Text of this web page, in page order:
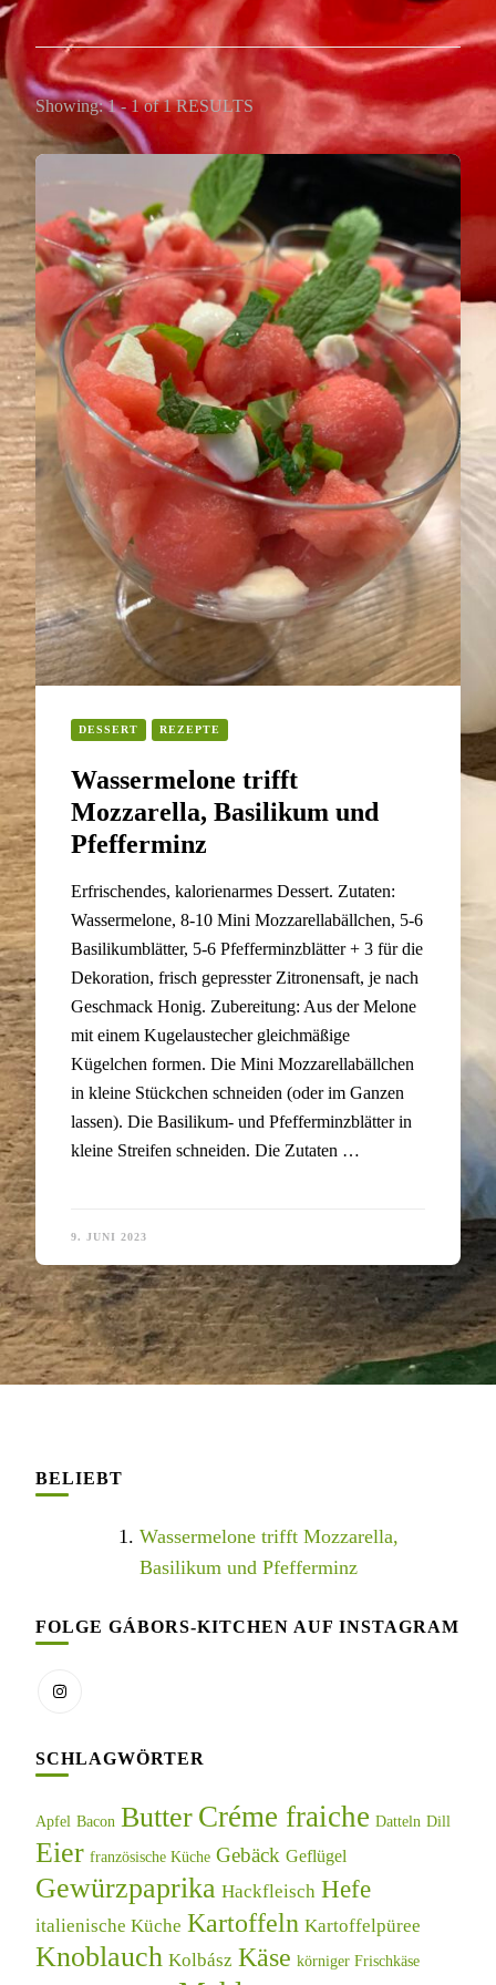
Showing: 1 - 1 of 1 RESULTS
DESSERT REZEPTE
Wassermelone trifft
Mozzarella, Basilikum und
Pfefferminz
Erfrischendes, kalorienarmes Dessert. Zutaten:
Wassermelone, 8-10 Mini Mozzarellabällchen, 5-6
Basilikumblätter, 5-6 Pfefferminzblätter + 3 für die
Dekoration, frisch gepresster Zitronensaft, je nach
Geschmack Honig. Zubereitung: Aus der Melone
mit einem Kugelaustecher gleichmäßige
Kügelchen formen. Die Mini Mozzarellabällchen
in kleine Stückchen schneiden (oder im Ganzen
lassen). Die Basilikum- und Pfefferminzblätter in
kleine Streifen schneiden. Die Zutaten …
9. JUNI 2023
BELIEBT
Wassermelone trifft Mozzarella,
Basilikum und Pfefferminz
FOLGE GÁBORS-KITCHEN AUF INSTAGRAM
SCHLAGWÖRTER
Apfel Bacon Butter Créme fraiche Datteln Dill
Eier französische Küche Gebäck Geflügel
Gewürzpaprika Hackfleisch Hefe
italienische Küche Kartoffeln Kartoffelpüree
Knoblauch Kolbász Käse körniger Frischkäse